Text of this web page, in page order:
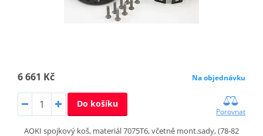
6 661 Kč Na objednávku
Do košíku
Porovnat
AOKI spojkový koš, materiál 7075T6, včetně mont.sady, (78-82